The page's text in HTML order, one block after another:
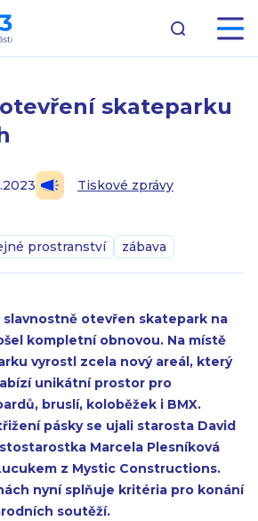
skateparku
Tiskové zprávy
prostranství zábava
slavnostně otevřen skatepark na
kompletní obnovou. Na místě
vyrostl zcela nový areál, který
unikátní prostor pro
bruslí, koloběžek i BMX.
pásky se ujali starosta David
Marcela Plesníková
z Mystic Constructions.
nyní splňuje kritéria pro konání
soutěží.